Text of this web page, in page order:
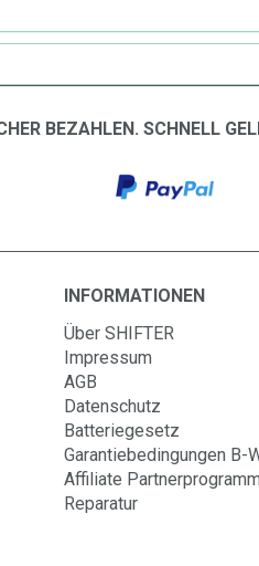
BEZAHLEN. SCHNELL
INFORMATIONEN
Über SHIFTER
Impressum
AGB
Datenschutz
Batteriegesetz
Garantiebedingungen B-
Affiliate Partnerprogramm
Reparatur